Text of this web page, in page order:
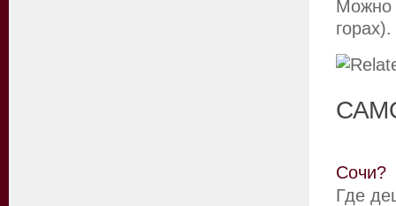
Можно
горах).
Сочи?
Где